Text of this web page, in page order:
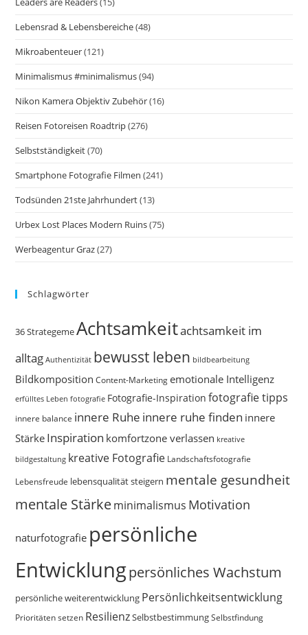
Lebensrad & Lebensbereiche(48)
Mikroabenteuer(121)
Minimalismus #minimalismus(94)
Nikon Kamera Objektiv Zubehör(16)
Reisen Fotoreisen Roadtrip(276)
Selbstständigkeit(70)
Smartphone Fotografie Filmen (241)
Todsünden 21ste Jahrhundert(13)
Urbex Lost Places Modern Ruins(75)
Werbeagentur Graz(27)
Schlagwörter
36 StrategemeAchtsamkeitachtsamkeit im
alltag Authentizität bewusst leben bildbearbeitung
Bildkomposition Content-Marketing emotionale Intelligenz
erfülltes Leben fotografie Fotografie-Inspiration fotografie tipps
innere balance innere Ruhe innere ruhe finden innere
Stärke Inspiration komfortzone verlassen kreative
bildgestaltung kreative Fotografie Landschaftsfotografie
Lebensfreude lebensqualität steigern mentale gesundheit
mentale Stärkeminimalismus Motivation
naturfotografie persönliche
Entwicklungpersönliches Wachstum
persönliche weiterentwicklung Persönlichkeitsentwicklung
Prioritäten setzen ResilienzSelbstbestimmung Selbstfindung